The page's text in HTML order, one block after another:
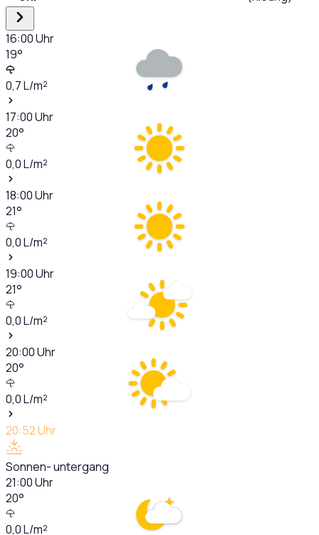
16:00Uhr
19°
0,7L/m²
17:00Uhr
20°
0,0L/m²
18:00Uhr
21°
0,0L/m²
19:00Uhr
21°
0,0L/m²
20:00Uhr
20°
0,0L/m²
20:52Uhr
Sonnen- untergang
21:00Uhr
20°
0,0L/m²